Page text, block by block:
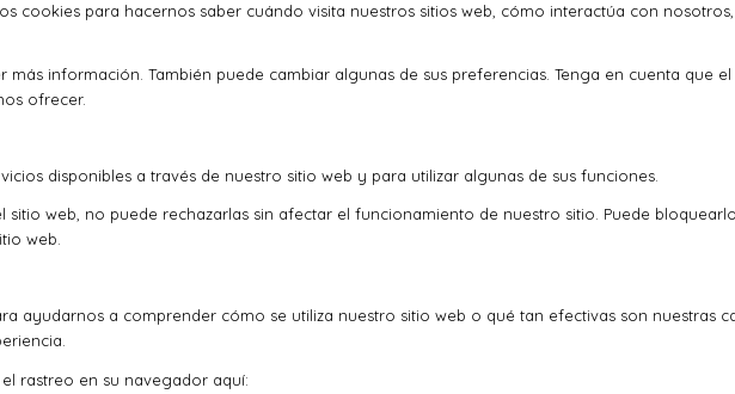
cookies para hacernos saber cuándo visita nuestros sitios web, cómo interactúa con
información. También puede cambiar algunas de sus preferencias. Tenga en cuenta que
ofrecer.
disponibles a través de nuestro sitio web y para utilizar algunas de sus funciones.
web, no puede rechazarlas sin afectar el funcionamiento de nuestro sitio. Puede
web.
ayudarnos a comprender cómo se utiliza nuestro sitio web o qué tan efectivas son nuestras
rastreo en su navegador aquí: